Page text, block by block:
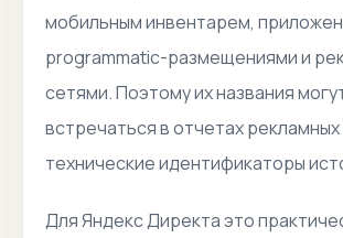
мобильным инвентарем,
programmatic-размещениями и
сетями. Поэтому их названия
встречаться в отчетах
технические идентификаторы
Для Яндекс Директа это